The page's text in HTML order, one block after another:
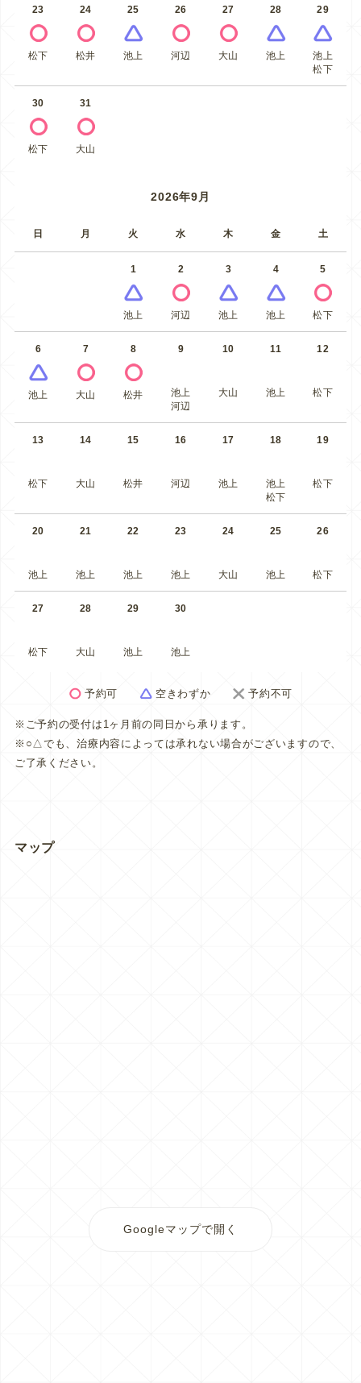
23
松下
24
松井
25
池上
26
河辺
27
大山
28
池上
29
池上
松下
30
松下
31
大山
2026年9月
日 月 火 水 木 金 土
1
池上
2
河辺
3
池上
4
池上
5
松下
6
池上
7
大山
8
松井
9
池上
河辺
10
大山
11
池上
12
松下
13
松下
14
大山
15
松井
16
河辺
17
池上
18
池上
松下
19
松下
20
池上
21
池上
22
池上
23
池上
24
大山
25
池上
26
松下
27
松下
28
大山
29
池上
30
池上
予約可 空きわずか 予約不可
※ご予約の受付は1ヶ月前の同日から承ります。
※○△でも、治療内容によっては承れない場合がございますので、
ご了承ください。
マップ
Googleマップで開く